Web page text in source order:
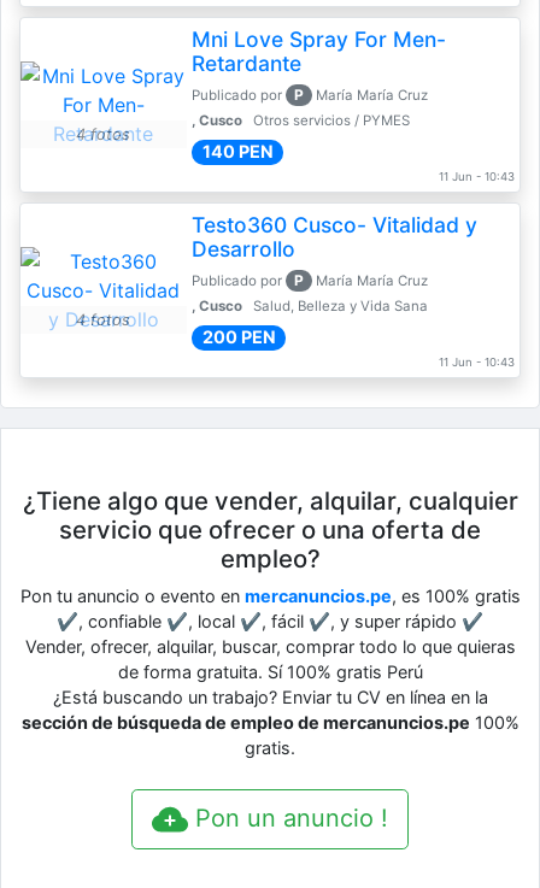
4 fotos
Mni Love Spray For Men-
Retardante
Publicado por P
María María Cruz
, Cusco
Otros servicios / PYMES
140 PEN
11 Jun - 10:43
4 fotos
Testo360 Cusco- Vitalidad y
Desarrollo
Publicado por P
María María Cruz
, Cusco
Salud, Belleza y Vida Sana
200 PEN
11 Jun - 10:43
¿Tiene algo que vender, alquilar, cualquier
servicio que ofrecer o una oferta de
empleo?
Pon tu anuncio o evento en mercanuncios.pe, es 100% gratis
✔, confiable ✔, local ✔, fácil ✔, y super rápido ✔
Vender, ofrecer, alquilar, buscar, comprar todo lo que quieras
de forma gratuita. Sí 100% gratis Perú
¿Está buscando un trabajo? Enviar tu CV en línea en la
sección de búsqueda de empleo de mercanuncios.pe 100%
gratis.
Pon un anuncio !